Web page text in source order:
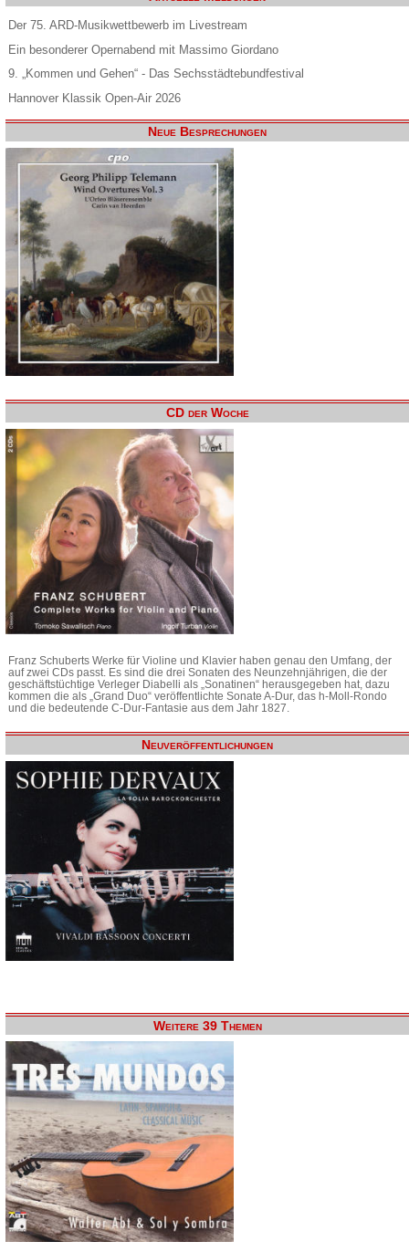
Der 75. ARD-Musikwettbewerb im Livestream
Ein besonderer Opernabend mit Massimo Giordano
9. „Kommen und Gehen“ - Das Sechsstädtebundfestival
Hannover Klassik Open-Air 2026
Neue Besprechungen
CD der Woche
Franz Schuberts Werke für Violine und Klavier haben genau den Umfang, der
auf zwei CDs passt. Es sind die drei Sonaten des Neunzehnjährigen, die der
geschäftstüchtige Verleger Diabelli als „Sonatinen“ herausgegeben hat, dazu
kommen die als „Grand Duo“ veröffentlichte Sonate A-Dur, das h-Moll-Rondo
und die bedeutende C-Dur-Fantasie aus dem Jahr 1827.
Neuveröffentlichungen
Weitere 39 Themen